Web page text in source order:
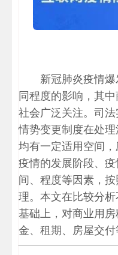
新冠肺炎疫情
同程度的影响，其
社会广泛关注。司
情势变更制度在处
均有一定适用空间，
疫情的发展阶段、
间、程度等因素，
理。本文在比较分
基础上，对商业用
金、租期、房屋交付